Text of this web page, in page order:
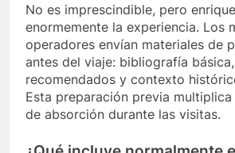
No es imprescindible, pero
enormemente la experiencia. Los
operadores envían materiales de
antes del viaje: bibliografía
recomendados y contexto
Esta preparación previa
de absorción durante las visitas.